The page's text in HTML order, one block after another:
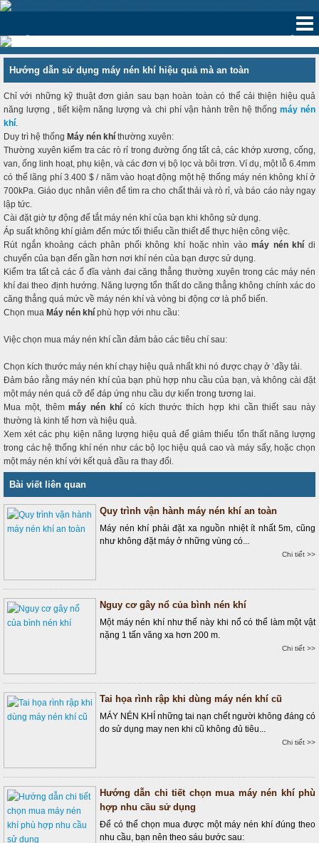
‹ ›
Hướng dẫn sử dụng máy nén khí hiệu quả mà an toàn
Chỉ với những kỹ thuật đơn giản sau bạn hoàn toàn có thể cải thiện hiệu quả
năng lượng , tiết kiệm năng lượng và chi phí vận hành trên hệ thống máy nén
khí.
Duy trì hệ thống Máy nén khí thường xuyên:
Thường xuyên kiểm tra các rò rỉ trong đường ống tất cả, các khớp xương, cống,
van, ống linh hoạt, phụ kiện, và các đơn vị bộ lọc và bôi trơn. Ví dụ, một lỗ 6.4mm
có thể lãng phí 3.400 $ / năm vào hoạt động một hệ thống máy nén không khí ở
700kPa. Giáo dục nhân viên để tìm ra cho chất thải và rò rỉ, và báo cáo này ngay
lập tức.
Cài đặt giờ tự động để tắt máy nén khí của bạn khi không sử dụng.
Áp suất không khí giảm đến mức tối thiểu cần thiết để thực hiện công việc.
Rút ngắn khoảng cách phân phối không khí hoặc nhìn vàomáy nén khí di
chuyển của bạn đến gần hơn nơi khí nén của bạn được sử dụng.
Kiểm tra tất cả các ổ đĩa vành đai căng thẳng thường xuyên trong các máy nén
khí đai theo định hướng. Năng lượng tổn thất do căng thẳng không chính xác do
căng thẳng quá mức về máy nén khí và vòng bi động cơ là phổ biến.
Chọn mua Máy nén khí phù hợp với nhu cầu:
Việc chọn mua máy nén khí cần đảm bảo các tiêu chí sau:
Chọn kích thước máy nén khí chạy hiệu quả nhất khi nó được chạy ở ’đầy tải.
Đảm bảo rằng máy nén khí của bạn phù hợp nhu cầu của bạn, và không cài đặt
một máy nén quá cỡ để đáp ứng nhu cầu dự kiến trong tương lai.
Mua một, thêmmáy nén khí có kích thước thích hợp khi cần thiết sau này
thường là kinh tế hơn và hiệu quả.
Xem xét các phụ kiện năng lượng hiệu quả để giảm thiểu tổn thất năng lượng
trong các hệ thống khí nén như các bộ lọc hiệu quả cao và máy sấy, hoặc chọn
một máy nén khí với kết quả đầu ra thay đổi.
Bài viết liên quan
Quy trình vận hành máy nén khí an toàn
Máy nén khí phải đặt xa nguồn nhiệt ít nhất 5m, cũng
như không đặt máy ở những vùng có...
Chi tiết >>
Nguy cơ gây nổ của bình nén khí
Một máy nén khí như thế này khi nổ có thể làm một vật
nặng 1 tấn văng xa hơn 200 m.
Chi tiết >>
Tai họa rình rập khi dùng máy nén khí cũ
MÁY NÉN KHÍ những tai nạn chết người không đáng có
do sử dụng may nen khi cũ không đủ tiêu...
Chi tiết >>
Hướng dẫn chi tiết chọn mua máy nén khí phù
hợp nhu cầu sử dụng
Để có thể chọn mua được một máy nén khí đúng theo
nhu cầu, bạn nên theo sáu bước sau: